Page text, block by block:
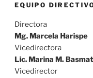
EQUIPO
Directora
Mg. Marcela Harispe
Vicedirectora
Lic. Marina M.
Vicedirector